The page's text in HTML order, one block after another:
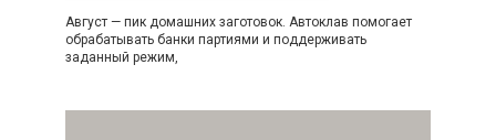
Август — пик домашних заготовок. Автоклав помогает
обрабатывать банки партиями и поддерживать
заданный режим,